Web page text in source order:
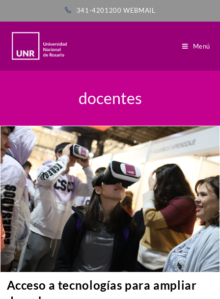
341-4201200WEBMAIL
Menú
docentes
Acceso a tecnologías para ampliar